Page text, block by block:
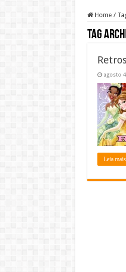
Home /
Tag
agosto
Leia